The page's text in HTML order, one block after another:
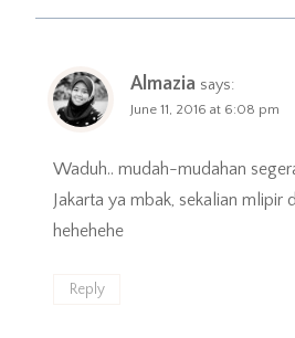
Almazia says:
June 11, 2016 at 6:08 pm
Waduh.. mudah-mudahan
Jakarta ya mbak, sekalian mlipir
hehehehe
Reply